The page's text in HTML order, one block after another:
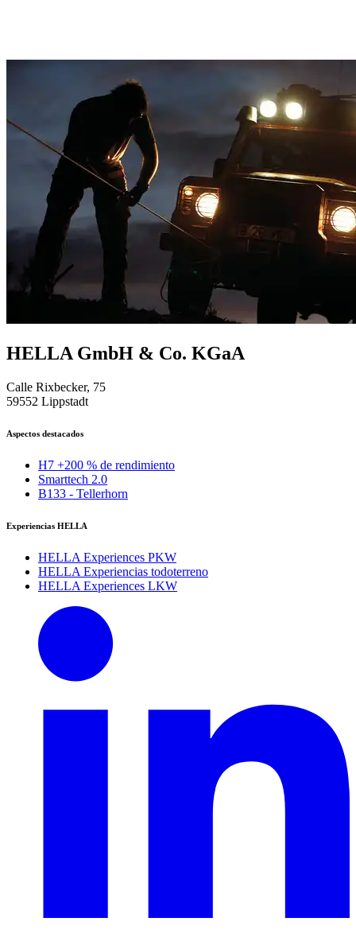
HELLA GmbH & Co. KGaA
Calle Rixbecker, 75
59552 Lippstadt
Aspectos destacados
H7 +200 % de rendimiento
Smarttech 2.0
B133 - Tellerhorn
Experiencias HELLA
HELLA Experiences PKW
HELLA Experiencias todoterreno
HELLA Experiences LKW